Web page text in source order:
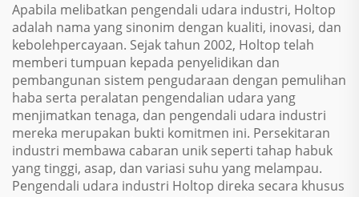
Apabila melibatkan pengendali udara industri, Holtop
adalah nama yang sinonim dengan kualiti, inovasi, dan
kebolehpercayaan. Sejak tahun 2002, Holtop telah
memberi tumpuan kepada penyelidikan dan
pembangunan sistem pengudaraan dengan pemulihan
haba serta peralatan pengendalian udara yang
menjimatkan tenaga, dan pengendali udara industri
mereka merupakan bukti komitmen ini. Persekitaran
industri membawa cabaran unik seperti tahap habuk
yang tinggi, asap, dan variasi suhu yang melampau.
Pengendali udara industri Holtop direka secara khusus